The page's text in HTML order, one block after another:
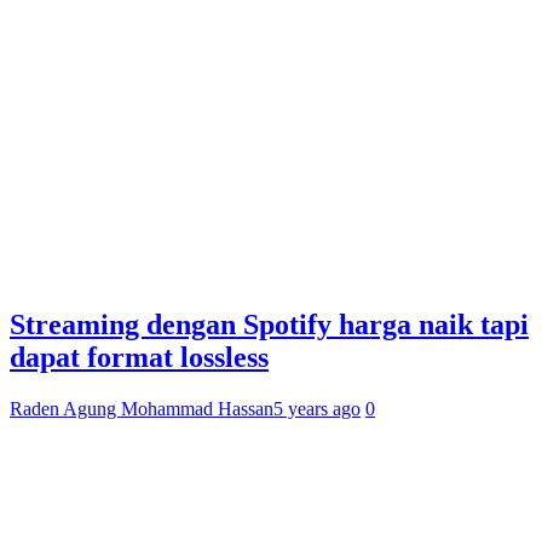
Streaming dengan Spotify harga naik tapi
dapat format lossless
Raden Agung Mohammad Hassan5 years ago 0